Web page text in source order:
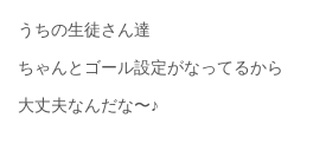
うちの生徒さん達
ちゃんとゴール設定がなってるから
大丈夫なんだな〜♪